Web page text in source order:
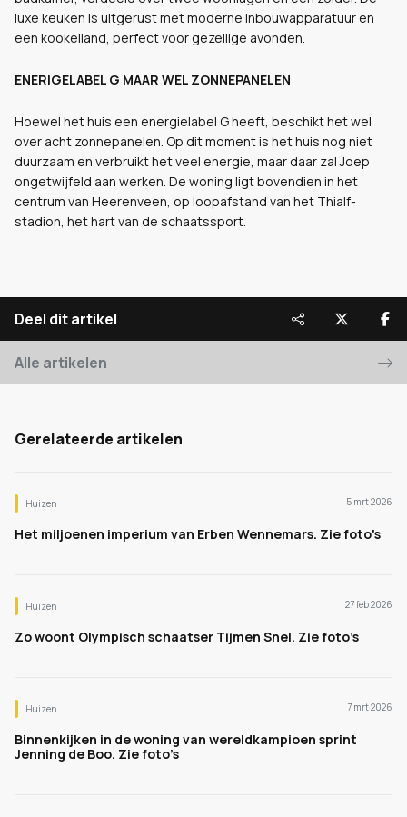
luxe keuken is uitgerust met moderne inbouwapparatuur en
een kookeiland, perfect voor gezellige avonden.
ENERIGELABEL G MAAR WEL ZONNEPANELEN
Hoewel het huis een energielabel G heeft, beschikt het wel
over acht zonnepanelen. Op dit moment is het huis nog niet
duurzaam en verbruikt het veel energie, maar daar zal Joep
ongetwijfeld aan werken. De woning ligt bovendien in het
centrum van Heerenveen, op loopafstand van het Thialf-
stadion, het hart van de schaatssport.
Deel dit artikel
Alle artikelen
Gerelateerde artikelen
Huizen 5 mrt 2026
Het miljoenen imperium van Erben Wennemars. Zie foto's
Huizen 27 feb 2026
Zo woont Olympisch schaatser Tijmen Snel. Zie foto’s
Huizen 7 mrt 2026
Binnenkijken in de woning van wereldkampioen sprint
Jenning de Boo. Zie foto’s